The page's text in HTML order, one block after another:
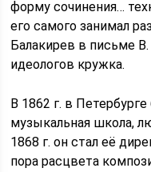
форму сочинения…
его самого занимал
Балакирев в письме
идеологов кружка.
В 1862 г. в
музыкальная школа,
1868 г. он стал её
пора расцвета